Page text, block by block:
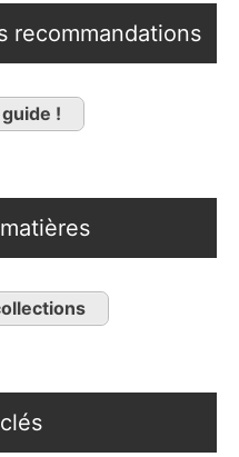
recommandations
!